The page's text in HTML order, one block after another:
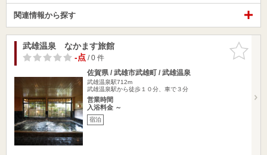
関連情報から探す
お気に入
りに追加
武雄温泉 なかます旅館
-点/ 0 件
佐賀県 / 武雄市武雄町 / 武雄温泉
武雄温泉駅712m
武雄温泉駅から徒歩１０分、車で３分
営業時間
入浴料金 ～
宿泊